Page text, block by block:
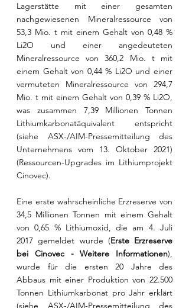
Lagerstätte mit einer gesamten
nachgewiesenen Mineralressource von
53,3 Mio. t mit einem Gehalt von 0,48 %
Li2O und einer angedeuteten
Mineralressource von 360,2 Mio. t mit
einem Gehalt von 0,44 % Li2O und einer
vermuteten Mineralressource von 294,7
Mio. t mit einem Gehalt von 0,39 % Li2O,
was zusammen 7,39 Millionen Tonnen
Lithiumkarbonatäquivalent entspricht
(siehe ASX-/AIM-Pressemitteilung des
Unternehmens vom 13. Oktober 2021)
(Ressourcen-Upgrades im Lithiumprojekt
Cinovec).
Eine erste wahrscheinliche Erzreserve von
34,5 Millionen Tonnen mit einem Gehalt
von 0,65 % Lithiumoxid, die am 4. Juli
2017 gemeldet wurde (Erste Erzreserve
bei Cinovec - Weitere Informationen),
wurde für die ersten 20 Jahre des
Abbaus mit einer Produktion von 22.500
Tonnen Lithiumkarbonat pro Jahr erklärt
(siehe ASX-/AIM-Pressemitteilung des